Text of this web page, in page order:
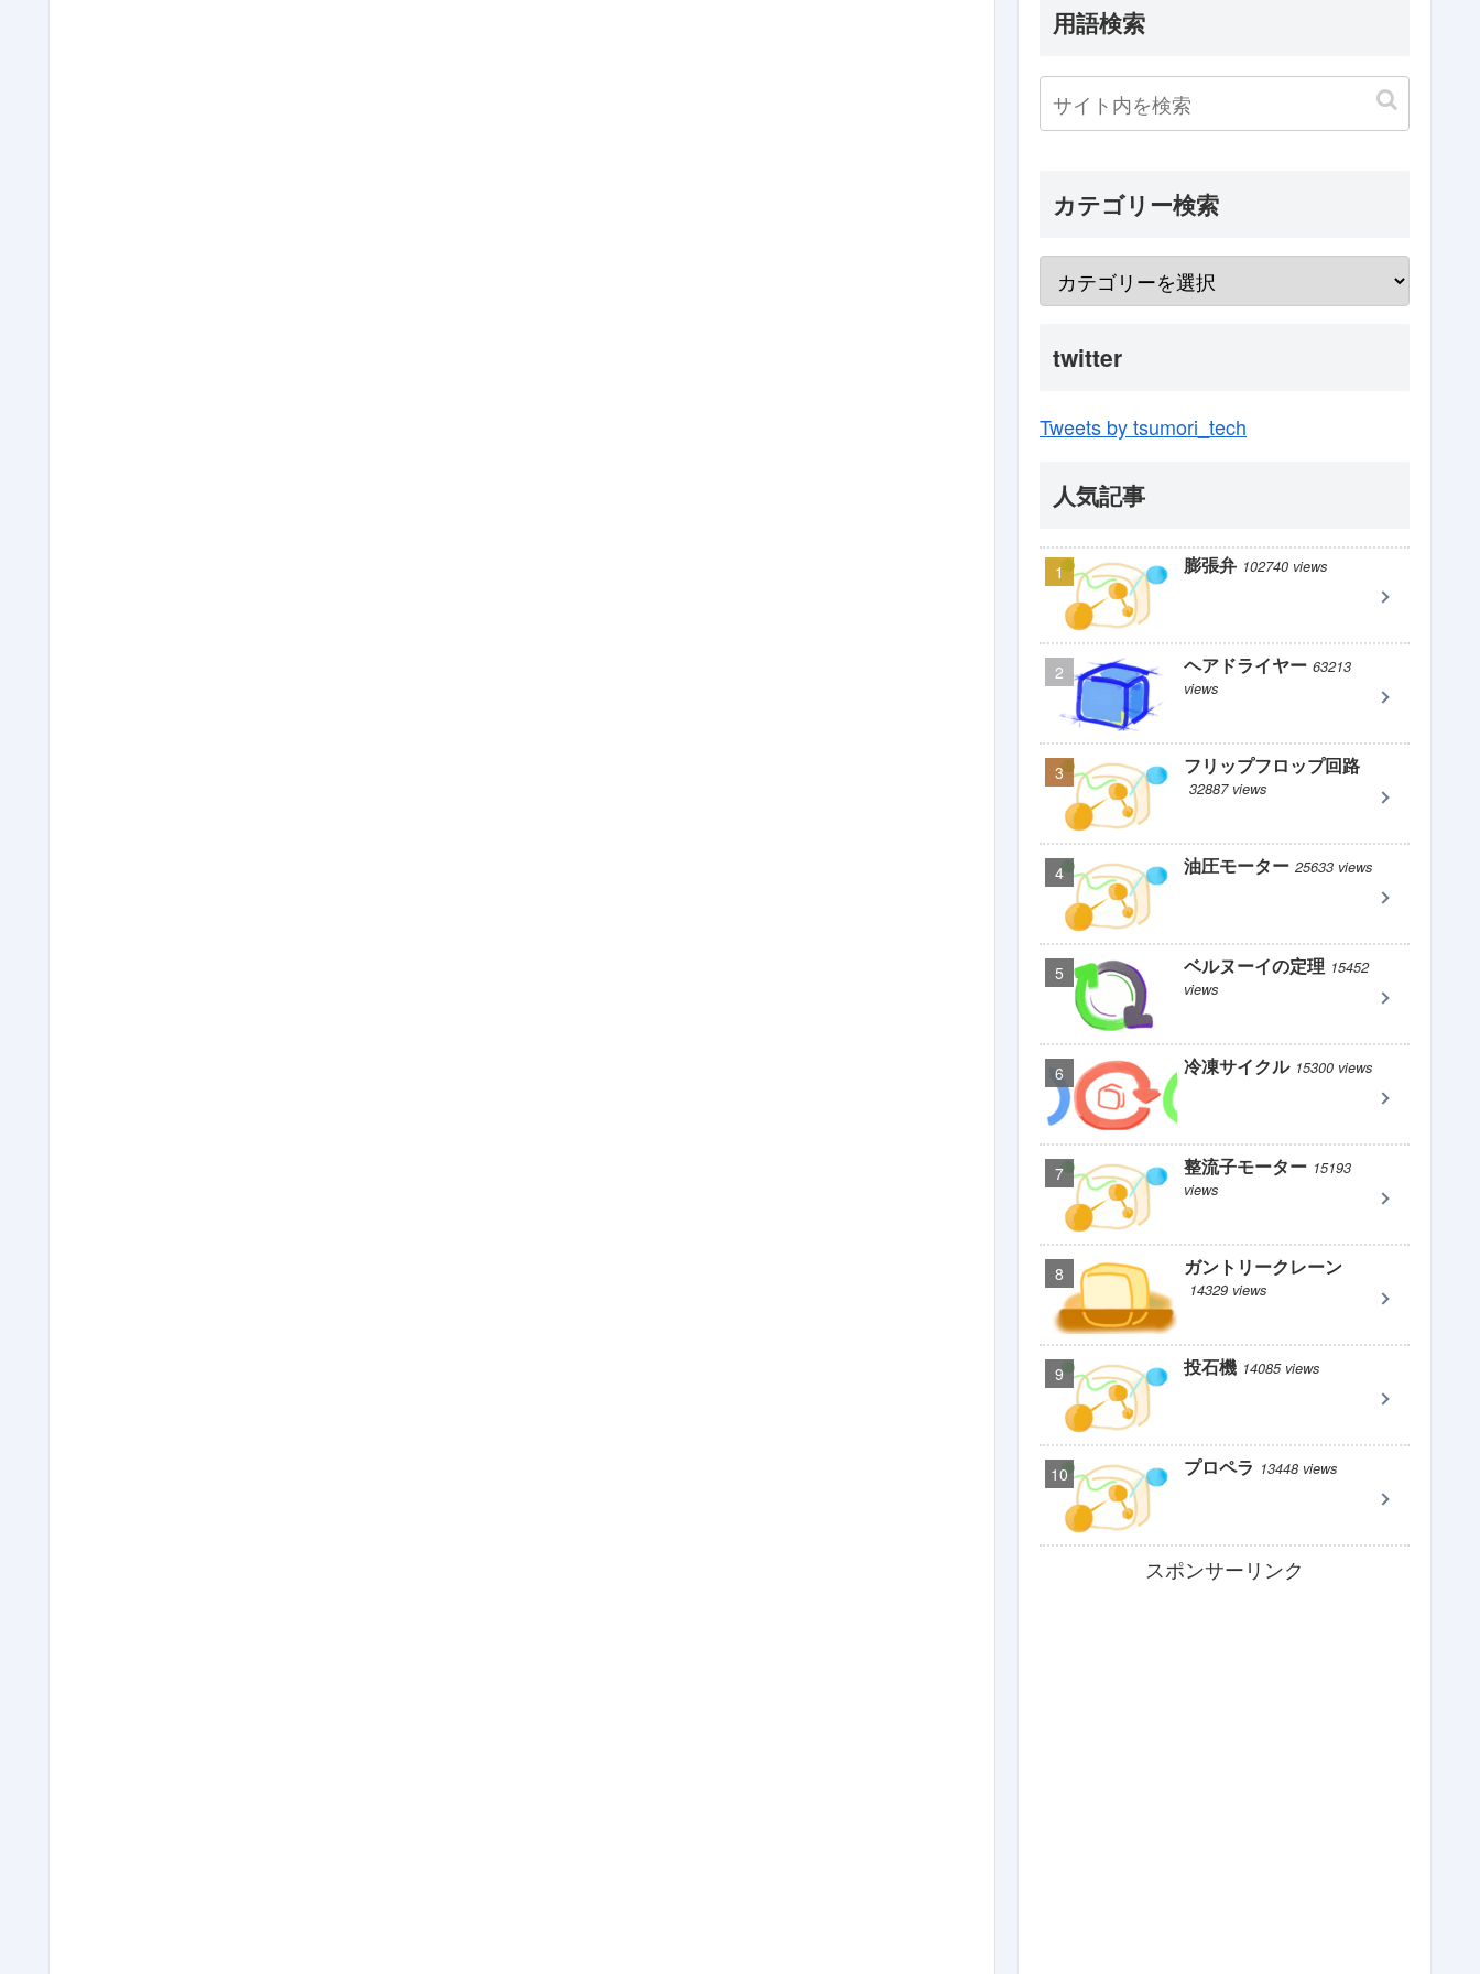
用語検索
カテゴリー検索
twitter
Tweets by tsumori_tech
人気記事
膨張弁 102740 views
ヘアドライヤー 63213
views
フリップフロップ回路
32887 views
油圧モーター 25633 views
ベルヌーイの定理 15452
views
冷凍サイクル 15300 views
整流子モーター 15193
views
ガントリークレーン
14329 views
投石機 14085 views
プロペラ 13448 views
スポンサーリンク